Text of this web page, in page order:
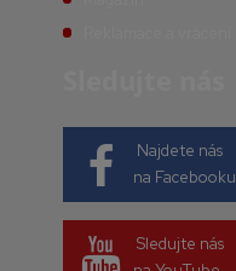
Najdete nás
na Facebooku
Sledujte nás